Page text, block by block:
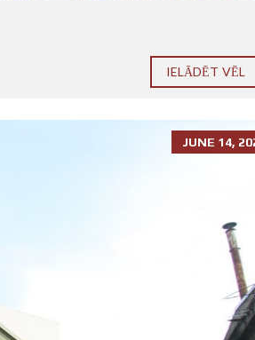
IELĀDĒT VĒL
JUNE 14,